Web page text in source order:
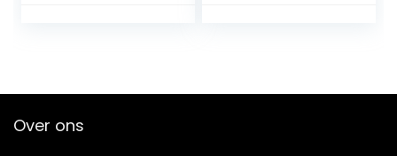
zacht smeltende
Over ons